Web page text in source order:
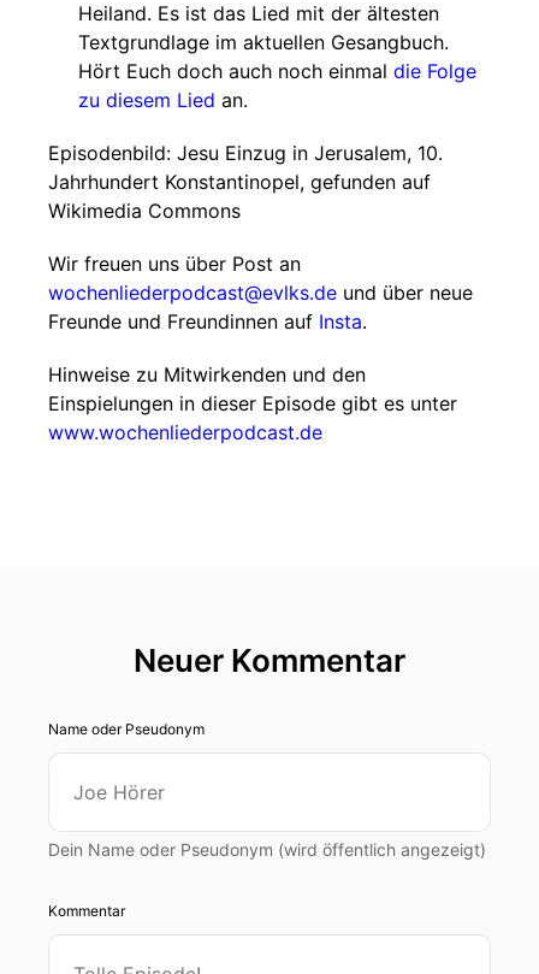
Heiland. Es ist das Lied mit der ältesten
Textgrundlage im aktuellen Gesangbuch.
Hört Euch doch auch noch einmal die Folge
zu diesem Lied an.
Episodenbild: Jesu Einzug in Jerusalem, 10.
Jahrhundert Konstantinopel, gefunden auf
Wikimedia Commons
Wir freuen uns über Post an
wochenliederpodcast@evlks.de und über neue
Freunde und Freundinnen auf Insta.
Hinweise zu Mitwirkenden und den
Einspielungen in dieser Episode gibt es unter
www.wochenliederpodcast.de
Neuer Kommentar
Name oder Pseudonym
Dein Name oder Pseudonym (wird öffentlich angezeigt)
Kommentar